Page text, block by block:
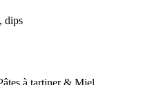
dips
à tartiner & Miel